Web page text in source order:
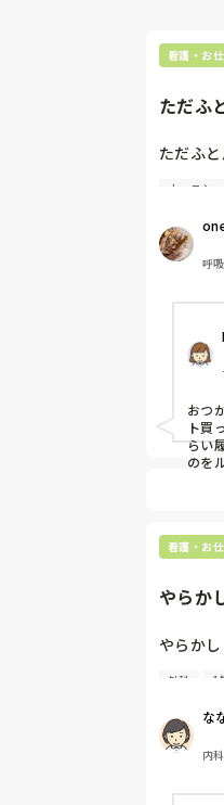
看護・お
ただふ
ただふ
自費購
ますか？
わたし
すぐに
た時に
職場の
い」っ
っくり
ナースシ
呼
おつ
ト買
らい
のを
も
ま
看護・お
やらか
やらかし
今日は
ゴミと
患者に
にあっ
外科 1
な
内